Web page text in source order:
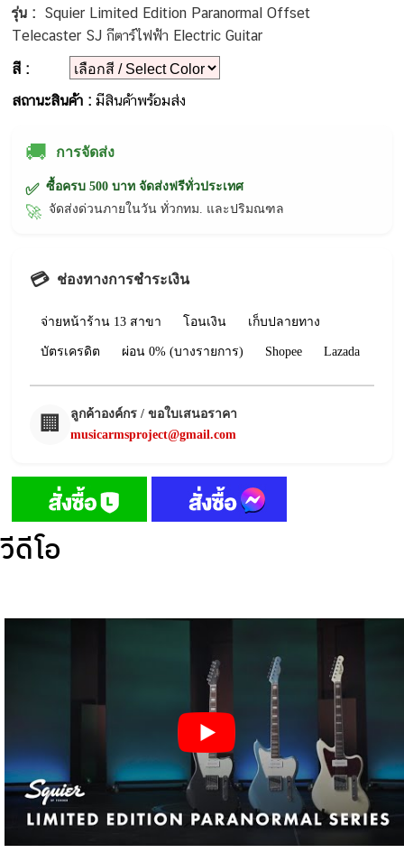
รุ่น : Squier Limited Edition Paranormal Offset
Telecaster SJ กีตาร์ไฟฟ้า Electric Guitar
สี :
สถานะสินค้า :มีสินค้าพร้อมส่ง
🚚 การจัดส่ง
✅ ซื้อครบ 500 บาท จัดส่งฟรีทั่วประเทศ
🚀 จัดส่งด่วนภายในวัน ทั่วกทม. และปริมณฑล
💳 ช่องทางการชำระเงิน
จ่ายหน้าร้าน 13 สาขา โอนเงิน เก็บปลายทาง
บัตรเครดิต ผ่อน 0% (บางรายการ) Shopee Lazada
🏢
ลูกค้าองค์กร / ขอใบเสนอราคา
musicarmsproject@gmail.com
วีดีโอ